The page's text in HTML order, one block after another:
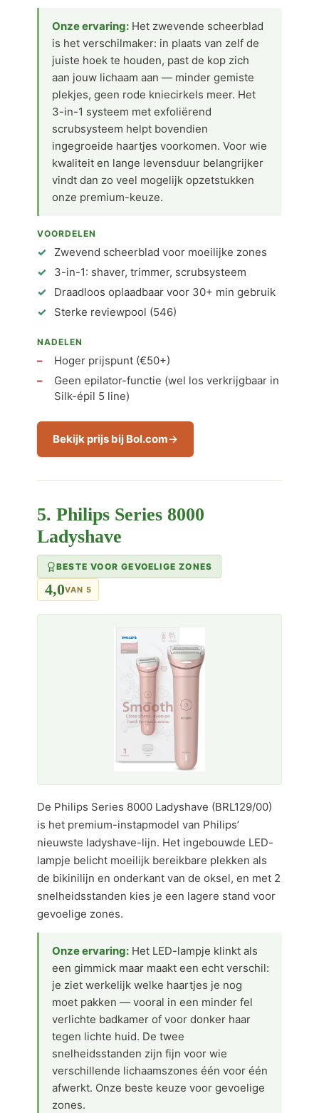
Onze ervaring: Het zwevende scheerblad
is het verschilmaker: in plaats van zelf de
juiste hoek te houden, past de kop zich
aan jouw lichaam aan — minder gemiste
plekjes, geen rode kniecirkels meer. Het
3-in-1 systeem met exfoliërend
scrubsysteem helpt bovendien
ingegroeide haartjes voorkomen. Voor wie
kwaliteit en lange levensduur belangrijker
vindt dan zo veel mogelijk opzetstukken
onze premium-keuze.
VOORDELEN
Zwevend scheerblad voor moeilijke zones
3-in-1: shaver, trimmer, scrubsysteem
Draadloos oplaadbaar voor 30+ min gebruik
Sterke reviewpool (546)
NADELEN
Hoger prijspunt (€50+)
Geen epilator-functie (wel los verkrijgbaar in
Silk-épil 5 line)
Bekijk prijs bij Bol.com
5. Philips Series 8000
Ladyshave
BESTE VOOR GEVOELIGE ZONES
4,0VAN 5
De Philips Series 8000 Ladyshave (BRL129/00)
is het premium-instapmodel van Philips’
nieuwste ladyshave-lijn. Het ingebouwde LED-
lampje belicht moeilijk bereikbare plekken als
de bikinilijn en onderkant van de oksel, en met 2
snelheidsstanden kies je een lagere stand voor
gevoelige zones.
Onze ervaring: Het LED-lampje klinkt als
een gimmick maar maakt een echt verschil:
je ziet werkelijk welke haartjes je nog
moet pakken — vooral in een minder fel
verlichte badkamer of voor donker haar
tegen lichte huid. De twee
snelheidsstanden zijn fijn voor wie
verschillende lichaamszones één voor één
afwerkt. Onze beste keuze voor gevoelige
zones.